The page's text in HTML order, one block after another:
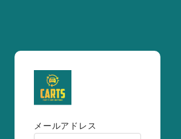
メールアドレス